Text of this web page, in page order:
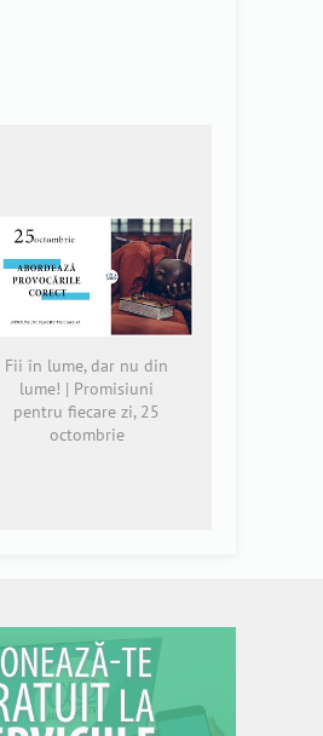
Fii în lume, dar nu din
lume! | Promisiuni
pentru fiecare zi, 25
octombrie